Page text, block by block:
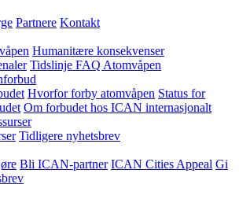
Partnere Kontakt
Humanitære konsekvenser
Tidslinje FAQ Atomvåpen
Hvorfor forby atomvåpen Status for
Om forbudet hos ICAN internasjonalt
Tidligere nyhetsbrev
Bli ICAN-partner ICAN Cities Appeal Gi